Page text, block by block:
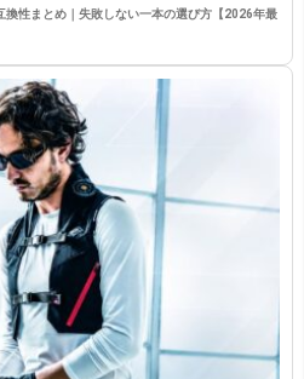
換性まとめ｜失敗しない一本の選び方【2026年最